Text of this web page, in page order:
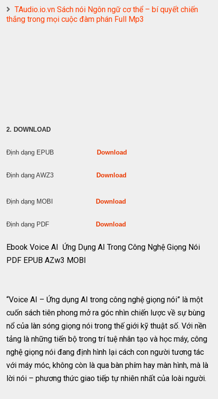
TAudio.io.vn Sách nói Ngôn ngữ cơ thể – bí quyết chiến
thắng trong mọi cuộc đàm phán Full Mp3
2. DOWNLOAD
Định dạng EPUB Download
Định dạng AWZ3 Download
Định dạng MOBI Download
Định dạng PDF Download
Ebook Voice AI Ứng Dụng AI Trong Công Nghệ Giọng Nói
PDF EPUB AZw3 MOBI
“Voice AI – Ứng dụng AI trong công nghệ giọng nói” là một
cuốn sách tiên phong mở ra góc nhìn chiến lược về sự bùng
nổ của làn sóng giọng nói trong thế giới kỹ thuật số. Với nền
tảng là những tiến bộ trong trí tuệ nhân tạo và học máy, công
nghệ giọng nói đang định hình lại cách con người tương tác
với máy móc, không còn là qua bàn phím hay màn hình, mà là
lời nói – phương thức giao tiếp tự nhiên nhất của loài người.